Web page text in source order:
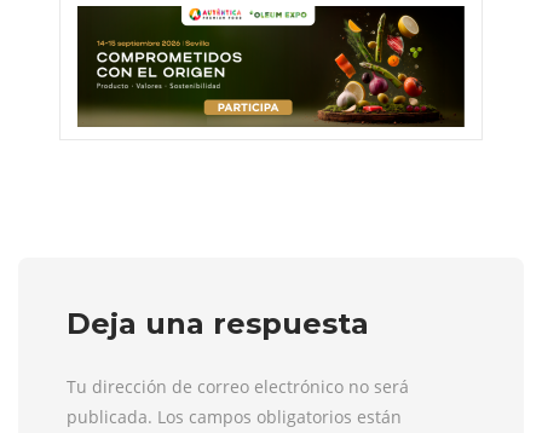
Deja una respuesta
Tu dirección de correo electrónico no será
publicada. Los campos obligatorios están